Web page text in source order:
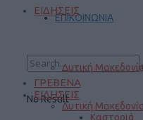
ΕΠΙΚΟΙΝΩΝΙΑ
No Result
ΕΙΔΗΣΕΙΣ
Δυτική
ΓΡΕΒΕΝΑ
ΕΙΔΗΣΕΙΣ
Δυτική
Καστοριά